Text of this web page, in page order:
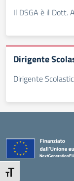
Attiva/disattiva
Il DSGA è il Dott.
Dirigente
Dirigente